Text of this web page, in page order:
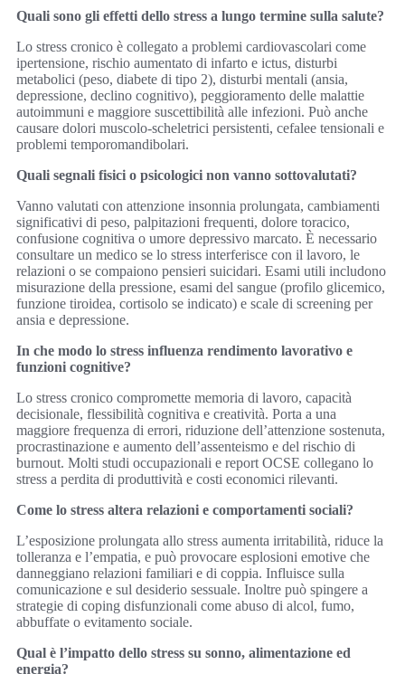
Quali sono gli effetti dello stress a lungo termine sulla salute?
Lo stress cronico è collegato a problemi cardiovascolari come
ipertensione, rischio aumentato di infarto e ictus, disturbi
metabolici (peso, diabete di tipo 2), disturbi mentali (ansia,
depressione, declino cognitivo), peggioramento delle malattie
autoimmuni e maggiore suscettibilità alle infezioni. Può anche
causare dolori muscolo-scheletrici persistenti, cefalee tensionali e
problemi temporomandibolari.
Quali segnali fisici o psicologici non vanno sottovalutati?
Vanno valutati con attenzione insonnia prolungata, cambiamenti
significativi di peso, palpitazioni frequenti, dolore toracico,
confusione cognitiva o umore depressivo marcato. È necessario
consultare un medico se lo stress interferisce con il lavoro, le
relazioni o se compaiono pensieri suicidari. Esami utili includono
misurazione della pressione, esami del sangue (profilo glicemico,
funzione tiroidea, cortisolo se indicato) e scale di screening per
ansia e depressione.
In che modo lo stress influenza rendimento lavorativo e
funzioni cognitive?
Lo stress cronico compromette memoria di lavoro, capacità
decisionale, flessibilità cognitiva e creatività. Porta a una
maggiore frequenza di errori, riduzione dell’attenzione sostenuta,
procrastinazione e aumento dell’assenteismo e del rischio di
burnout. Molti studi occupazionali e report OCSE collegano lo
stress a perdita di produttività e costi economici rilevanti.
Come lo stress altera relazioni e comportamenti sociali?
L’esposizione prolungata allo stress aumenta irritabilità, riduce la
tolleranza e l’empatia, e può provocare esplosioni emotive che
danneggiano relazioni familiari e di coppia. Influisce sulla
comunicazione e sul desiderio sessuale. Inoltre può spingere a
strategie di coping disfunzionali come abuso di alcol, fumo,
abbuffate o evitamento sociale.
Qual è l’impatto dello stress su sonno, alimentazione ed
energia?